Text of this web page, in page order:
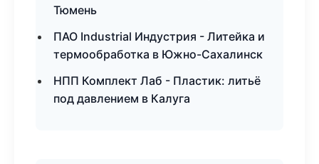
Тюмень
ПАО Industrial Индустрия - Литейка и
термообработка в Южно-Сахалинск
НПП Комплект Лаб - Пластик: литьё
под давлением в Калуга